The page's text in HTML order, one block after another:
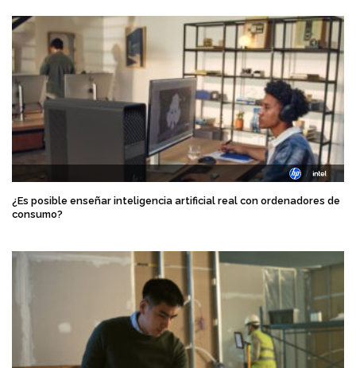
¿Es posible enseñar inteligencia artificial real con ordenadores de
consumo?